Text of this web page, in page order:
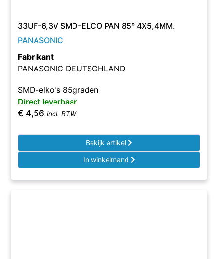
33UF-6,3V SMD-ELCO PAN 85° 4X5,4MM.
PANASONIC
Fabrikant
PANASONIC DEUTSCHLAND
SMD-elko's 85graden
Direct leverbaar
€ 4,56 incl. BTW
Bekijk artikel
In winkelmand